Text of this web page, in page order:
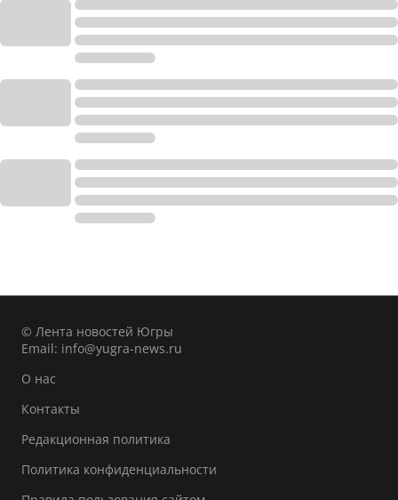
© Лента новостей Югры
Email: info@yugra-news.ru
О нас
Контакты
Редакционная политика
Политика конфиденциальности